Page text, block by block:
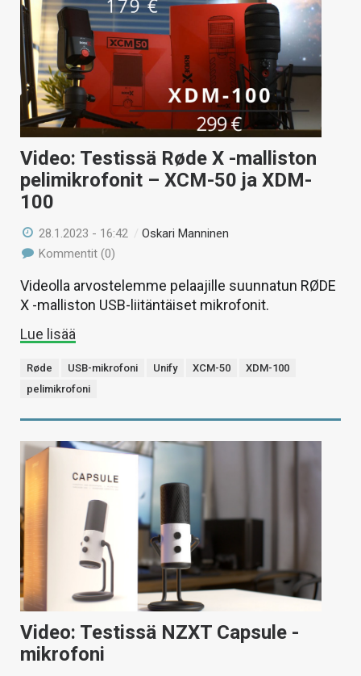
KAUPPA
VAIHDA TEEMA
HAKU
Video: Testissä Røde X -malliston
pelimikrofonit – XCM-50 ja XDM-
100
28.1.2023 - 16:42 /Oskari Manninen
Kommentit (0)
Videolla arvostelemme pelaajille suunnatun RØDE
X -malliston USB-liitäntäiset mikrofonit.
Lue lisää
Røde USB-mikrofoni Unify XCM-50
XDM-100
pelimikrofoni
Video: Testissä NZXT Capsule -
mikrofoni